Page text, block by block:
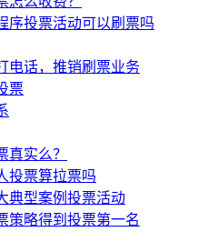
序投票活动可以刷票吗
电话，推销刷票业务
票
真实么？
投票算拉票吗
典型案例投票活动
策略得到投票第一名